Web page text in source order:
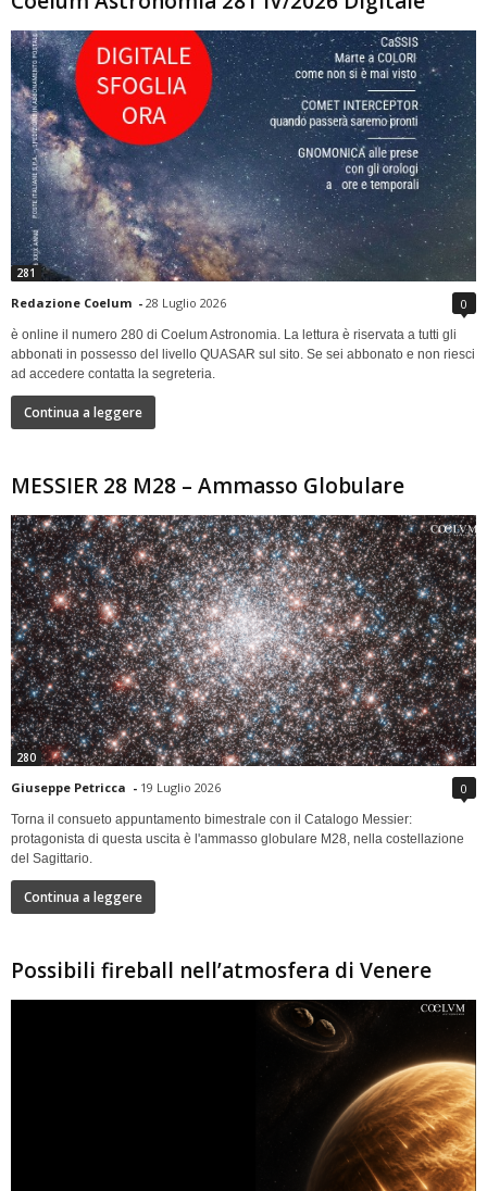
281
Redazione Coelum - 28 Luglio 2026 0
è online il numero 280 di Coelum Astronomia. La lettura è riservata a tutti gli
abbonati in possesso del livello QUASAR sul sito. Se sei abbonato e non riesci
ad accedere contatta la segreteria.
Continua a leggere
MESSIER 28 M28 – Ammasso Globulare
280
Giuseppe Petricca - 19 Luglio 2026 0
Torna il consueto appuntamento bimestrale con il Catalogo Messier:
protagonista di questa uscita è l'ammasso globulare M28, nella costellazione
del Sagittario.
Continua a leggere
Possibili fireball nell’atmosfera di Venere